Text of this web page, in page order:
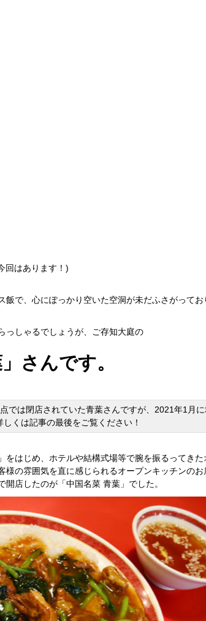
回はあります！)
飯で、心にぽっかり空いた空洞が未だふさがってお
っしゃるでしょうが、ご存知大庭の
さんです。
では閉店されていた青葉さんですが、2021年1月
くは記事の最後をご覧ください！
をはじめ、ホテルや結構式場等で腕を振るってきた
様の雰囲気を直に感じられるオープンキッチンのお
店したのが「中国名菜 青葉」でした。